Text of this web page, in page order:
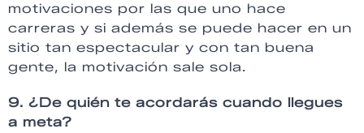
motivaciones por las que uno hace
carreras y si además se puede hacer en un
sitio tan espectacular y con tan buena
gente, la motivación sale sola.
9. ¿De quién te acordarás cuando llegues
a meta?